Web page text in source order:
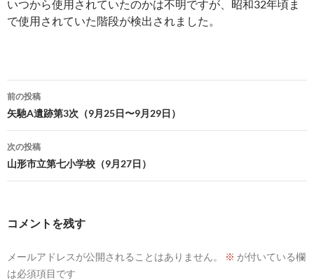
いつから使用されていたのかは不明ですが、昭和32年頃ま
で使用されていた階段が検出されました。
投
稿
ナ
ビ
ゲ
ョ
前の投稿
矢馳A遺跡第3次（9月25日〜9月29日）
次の投稿
山形市立第七小学校（9月27日）
コメントを残す
メールアドレスが公開されることはありません。 ※ が付いている欄
は必須項目です